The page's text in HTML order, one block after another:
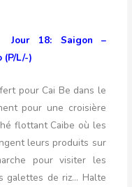
Jour 18: Saigon –
(P/L/-)
pour Cai Be dans le
pour une croisière
flottant Caibe où les
leurs produits sur
pour visiter les
galettes de riz… Halte